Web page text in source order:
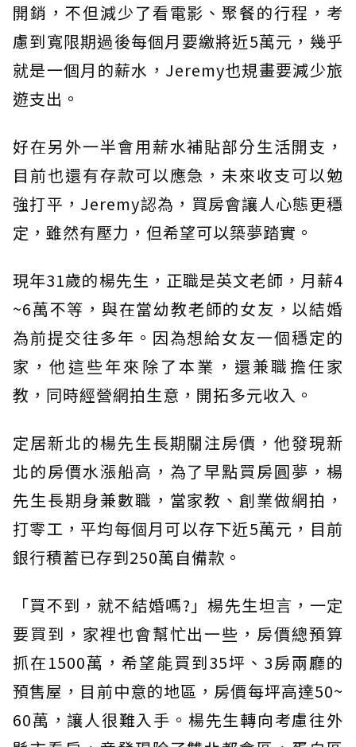
開銷，不但減少了看電影、聚餐的行程，考
慮到寬限期過後每個月要繳將近5萬元，幾乎
就是一個月的薪水，Jeremy也規畫要減少旅
遊支出。
好在另外一半會用薪水補貼部分生活開支，
目前也還有存款可以應急，未來收支可以勉
強打平，Jeremy認為，買房會讓人心態更穩
定，雖然有壓力，但希望可以築夢踏實。
現年31歲的楊先生，正職是英文老師，月薪4
~6萬不等，與在當幼教老師的女友，以結婚
為前提交往多年。因為想給女友一個穩定的
家，他這些年來除了本業，還兼職擔任家
教，同時經營網拍生意，開拓多元收入。
定居新北的楊先生長期關注房價，他發現新
北的房價水漲船高，為了早點買房圓夢，楊
先生長期身兼數職，當家教、創業做網拍，
打零工，平均每個月可以存下近5萬元，目前
銀行積蓄已存到250萬自備款。
「買不到，就不結婚嗎?」楊先生坦言，一定
要買到，家裡也會幫忙出一些，房價總預算
抓在1500萬，希望能買到35坪、3房兩廳的
預售屋，目前中意的地區，房價每坪高達50~
60萬，讓人很難入手。楊先生轉向考慮往外